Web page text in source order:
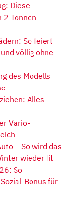
Diese
2 Tonnen
So feiert
völlig ohne
des Modells
Alles
Vario-
– So wird das
wieder fit
So
Bonus für